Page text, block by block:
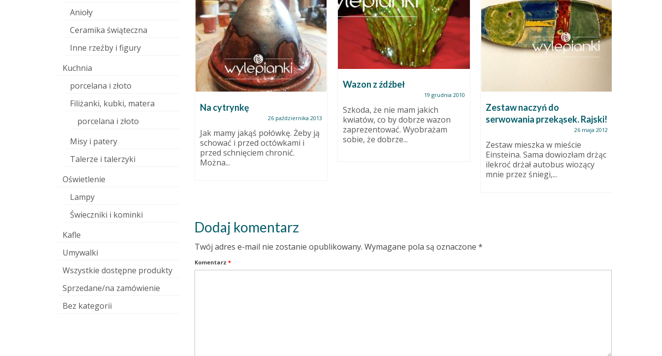
eksperymenty
Eksperymenty – póki co –
nieudane. Zawsze kręciły mnie
duże sztuki, odkąd zaczęłam
rzeźbić. Wielkość...
Na cytrynkę
26 października 2013
Jak mamy jakąś połówkę. Żeby ją
schować i przed octówkami i
przed schnięciem chronić.
Można...
Wazon z źdźbeł
19 grudnia 2010
Szkoda, że nie mam jakich
kwiatów, co by dobrze wazon
zaprezentować. Wyobrażam
sobie, że dobrze...
Zestaw naczyń do
serwowania przekąsek. Rajski!
26 maja 2012
Zestaw mieszka w mieście
Einsteina. Sama dowiozłam drżąc
ilekroć drżał autobus wiozący
mnie przez śniegi,...
Dodaj komentarz
Twój adres e-mail nie zostanie opublikowany. Wymagane pola są oznaczone *
Komentarz *
Anioły
Ceramika świąteczna
Inne rzeźby i figury
Kuchnia
porcelana i złoto
Filiżanki, kubki, matera
porcelana i złoto
Misy i patery
Talerze i talerzyki
Oświetlenie
Lampy
Świeczniki i kominki
Kafle
Umywalki
Wszystkie dostępne produkty
Sprzedane/na zamówienie
Bez kategorii